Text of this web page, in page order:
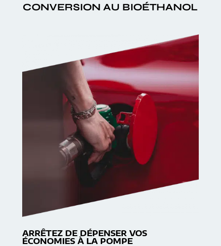
CONVERSION AU BIOÉTHANOL
ARRÊTEZ DE DÉPENSER VOS
ÉCONOMIES À LA POMPE